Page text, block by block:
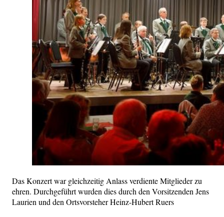
Das Konzert war gleichzeitig Anlass verdiente Mitglieder zu
ehren. Durchgeführt wurden dies durch den Vorsitzenden Jens
Laurien und den Ortsvorsteher Heinz-Hubert Ruers